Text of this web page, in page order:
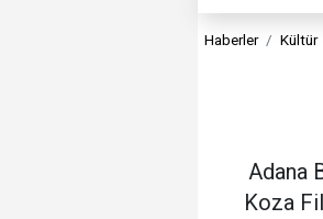
Haberler Kültür
Adana
Koza